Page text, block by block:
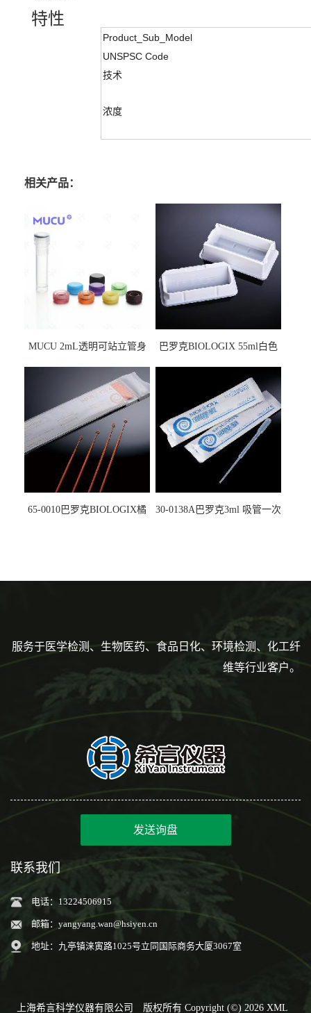
特性
Product_Sub_Model
UNSPSC Code
技术
浓度
相关产品：
MUCU 2mL透明可站立管身
巴罗克BIOLOGIX 55ml白色
马射线灭菌25-0051
65-0010巴罗克BIOLOGIX橘
30-0138A巴罗克3ml 吸管一次
服务于医学检测、生物医药、食品日化、环境检测、化工纤
维等行业客户。
发送询盘
联系我们
电话：13224506915
邮箱： yangyang.wan@hsiyen.cn
地址：九亭镇涞寅路1025号立同国际商务大厦3067室
上海希言科学仪器有限公司 版权所有 Copyright (©) 2026 XML